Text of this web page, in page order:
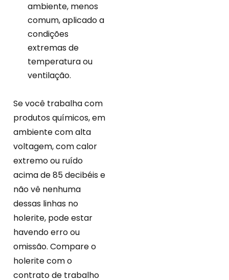
ambiente, menos
comum, aplicado a
condições
extremas de
temperatura ou
ventilação.
Se você trabalha com
produtos químicos, em
ambiente com alta
voltagem, com calor
extremo ou ruído
acima de 85 decibéis e
não vê nenhuma
dessas linhas no
holerite, pode estar
havendo erro ou
omissão. Compare o
holerite com o
contrato de trabalho